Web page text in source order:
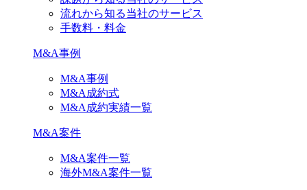
流れから知る当社のサービス
手数料・料金
M&A事例
M&A事例
M&A成約式
M&A成約実績一覧
M&A案件
M&A案件一覧
海外M&A案件一覧